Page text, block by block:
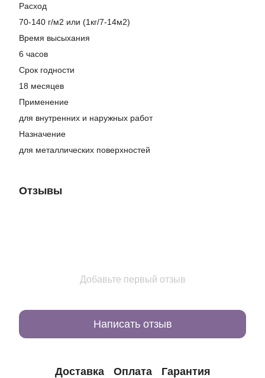
Расход
70-140 г/м2 или (1кг/7-14м2)
Время высыхания
6 часов
Срок годности
18 месяцев
Применение
для внутренних и наружных работ
Назначение
для металлических поверхностей
Отзывы
Добавьте первый отзыв
Написать отзыв
Доставка Оплата Гарантия